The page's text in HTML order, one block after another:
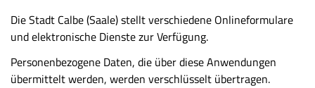
Die Stadt Calbe (Saale) stellt verschiedene Onlineformulare
und elektronische Dienste zur Verfügung.
Personenbezogene Daten, die über diese Anwendungen
übermittelt werden, werden verschlüsselt übertragen.